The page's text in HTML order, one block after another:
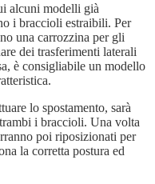
alcuni modelli già
i braccioli estraibili. Per
una carrozzina per gli
dei trasferimenti laterali
è consigliabile un modello
lo spostamento, sarà
i braccioli. Una volta
poi riposizionati per
la corretta postura ed